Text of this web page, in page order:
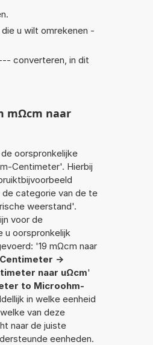
u wilt omrekenen -
converteren, in dit
mΩcm naar
oorspronkelijke
Centimeter'. Hierbij
categorie van de te
weerstand'.
voor de
u oorspronkelijk
'19 mΩcm naar
->
naar uΩcm'
to Microohm-
in welke eenheid
van deze
naar de juiste
eenheden.